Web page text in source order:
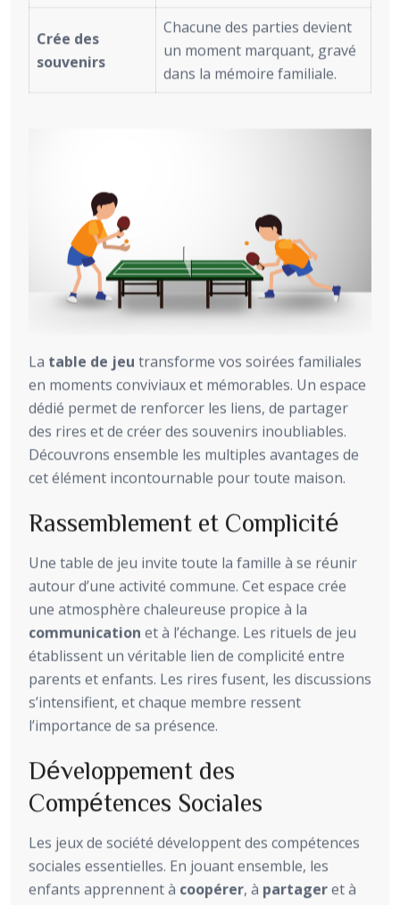
Crée des
souvenirs
Chacune des parties devient
un moment marquant, gravé
dans la mémoire familiale.
La table de jeu transforme vos soirées familiales
en moments conviviaux et mémorables. Un espace
dédié permet de renforcer les liens, de partager
des rires et de créer des souvenirs inoubliables.
Découvrons ensemble les multiples avantages de
cet élément incontournable pour toute maison.
Rassemblement et Complicité
Une table de jeu invite toute la famille à se réunir
autour d’une activité commune. Cet espace crée
une atmosphère chaleureuse propice à la
communication et à l’échange. Les rituels de jeu
établissent un véritable lien de complicité entre
parents et enfants. Les rires fusent, les discussions
s’intensifient, et chaque membre ressent
l’importance de sa présence.
Développement des
Compétences Sociales
Les jeux de société développent des compétences
sociales essentielles. En jouant ensemble, les
enfants apprennent à coopérer, à partageret à